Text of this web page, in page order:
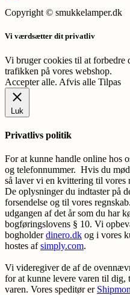
Copyright © smukkelamper.dk
Vi værdsætter dit privatliv
Vi bruger cookies til at forbedre
trafikken på vores webshop.
Accepter alle. Afvis alle Tilpas
Luk
Privatlivs politik
For at kunne handle online hos
og telefonnummer. Hvis du
så laver vi en kvittering til vores
De oplysninger du indtaster på
forsendelse og til vores
udgangen af det år som du har
bogføringslovens § 10. Vi
bogholderdinero.dk og i vores
hostes afsimply.com.
Vi videregiver de af de
for at kunne levere varen til dig,
varen. Vores speditør er